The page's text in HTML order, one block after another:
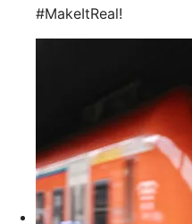
#MakeItReal!